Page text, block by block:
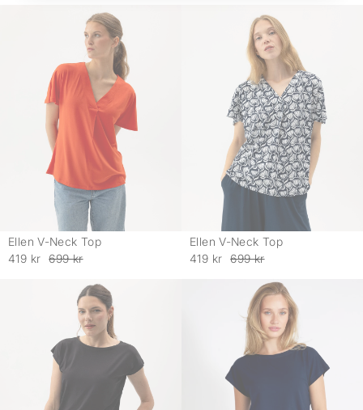
Ellen V-Neck Top
419 kr
699 kr
Ellen V-Neck Top
419 kr
699 kr